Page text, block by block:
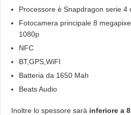
Processore è Snapdragon serie 4
Fotocamera principale 8
1080p
NFC
BT,GPS,WiFI
Batteria da 1650 Mah
Beats Audio
Inoltre lo spessore sarà inferiore a